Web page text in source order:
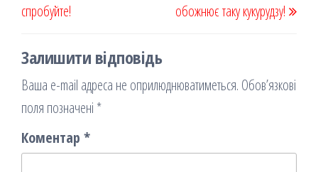
спробуйте!
обожнює таку кукурудзу!
Залишити відповідь
Ваша e-mail адреса не оприлюднюватиметься. Обов’язкові
поля позначені *
Коментар *